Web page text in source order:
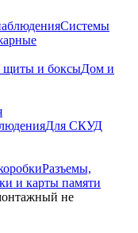
Системы
и боксыДом и
Для СКУД
Разъемы,
и карты памяти
не